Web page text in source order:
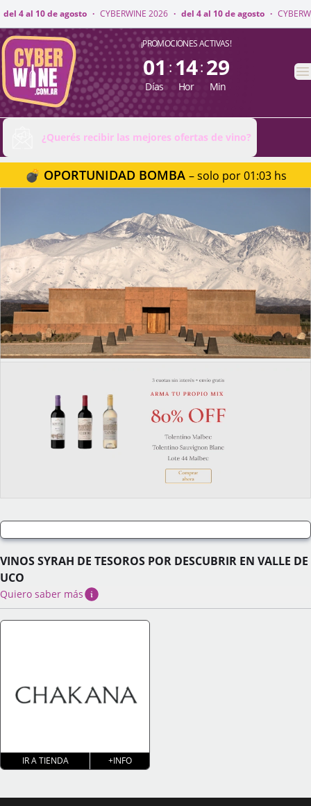
2026 · del 4 al 10 de agosto · CYBERWINE 2026 · del 4 al 10 de
CyberWine ¡PROMOCIONES ACTIVAS!
01
Días
: 14
Hor
: 29
Min
¿Querés recibir las mejores ofertas de vino?
💣 OPORTUNIDAD BOMBA – solo por 01:03 hs
VINOS SYRAH DE TESOROS POR DESCUBRIR EN VALLE DE
UCO
Quiero saber más
IR A TIENDA +INFO